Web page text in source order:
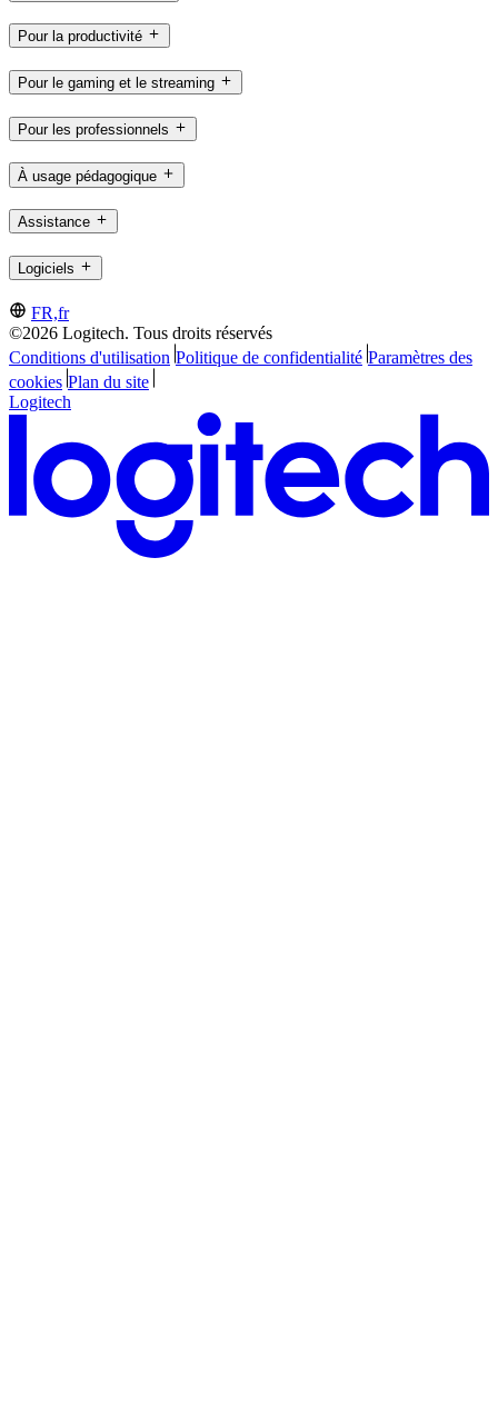
Pour la productivité
Pour le gaming et le streaming
Pour les professionnels
À usage pédagogique
Assistance
Logiciels
FR,fr
©2026 Logitech. Tous droits réservés
Conditions d'utilisation Politique de confidentialité Paramètres des
cookies Plan du site
Logitech